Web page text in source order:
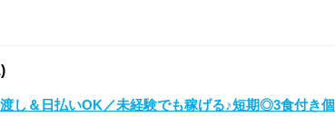
渡し＆日払いOK／未経験でも稼げる♪短期◎3食付き個